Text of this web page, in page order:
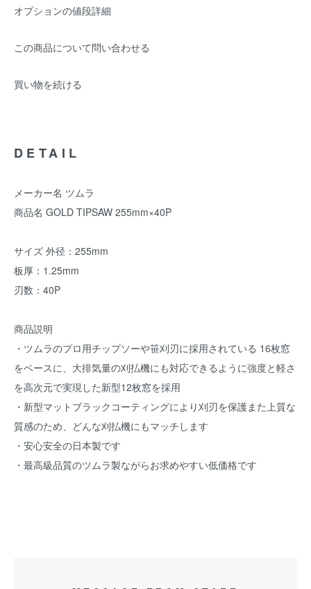
オプションの値段詳細
この商品について問い合わせる
買い物を続ける
DETAIL
メーカー名 ツムラ
商品名 GOLD TIPSAW 255mm×40P
サイズ 外径：255mm
板厚：1.25mm
刃数：40P
商品説明
・ツムラのプロ用チップソーや笹刈刃に採用されている 16枚窓
をベースに、大排気量の刈払機にも対応できるように強度と軽さ
を高次元で実現した新型12枚窓を採用
・新型マットブラックコーティングにより刈刃を保護また上質な
質感のため、どんな刈払機にもマッチします
・安心安全の日本製です
・最高級品質のツムラ製ながらお求めやすい低価格です